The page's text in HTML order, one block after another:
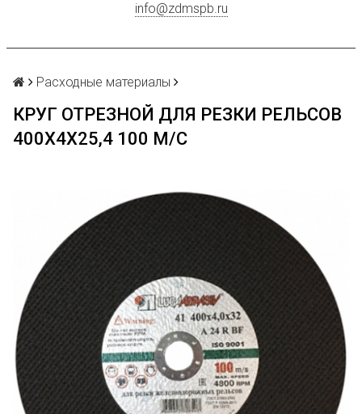
info@zdmspb.ru
Расходные материалы
КРУГ ОТРЕЗНОЙ ДЛЯ РЕЗКИ РЕЛЬСОВ
400Х4Х25,4 100 М/С